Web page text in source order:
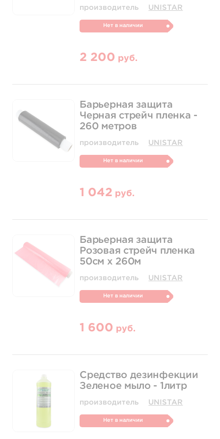
производитель
UNISTAR
Нет в наличии
2 200 руб.
Барьерная защита
Черная стрейч пленка -
260 метров
производитель UNISTAR
Нет в наличии
1 042 руб.
Барьерная защита
Розовая стрейч пленка
50см х 260м
производитель UNISTAR
Нет в наличии
1 600 руб.
Средство дезинфекции
Зеленое мыло - 1литр
производитель UNISTAR
Нет в наличии